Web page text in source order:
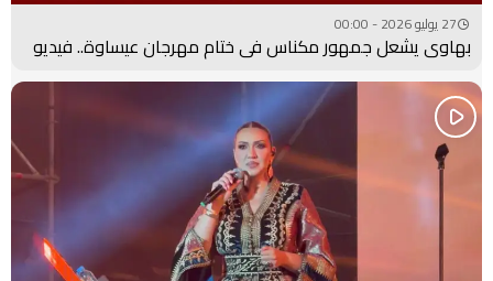
27 يوليو 2026 - 00:00
بهاوي يشعل جمهور مكناس في ختام مهرجان عيساوة.. فيديو